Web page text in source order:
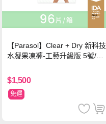
【Parasol】Clear + Dry 新科技
水凝果凍褲-工藝升級版 5號/XL
$1,500
免運